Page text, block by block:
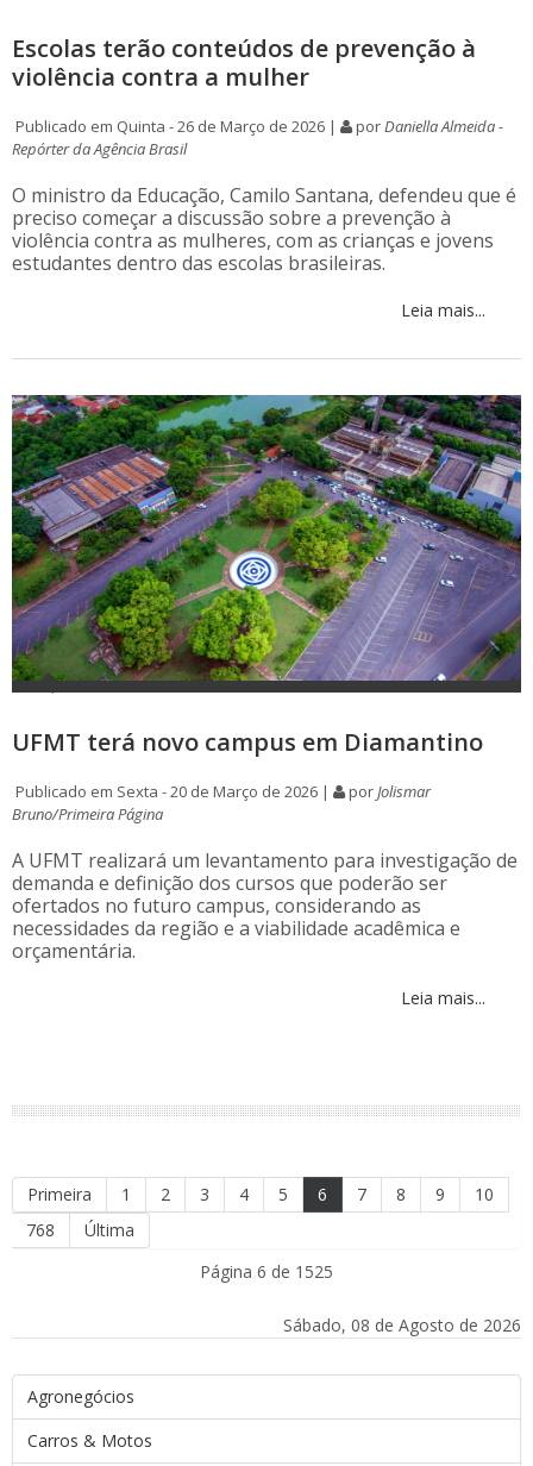
Escolas terão conteúdos de prevenção à
violência contra a mulher
Publicado em Quinta - 26 de Março de 2026 | porDaniella Almeida -
Repórter da Agência Brasil
O ministro da Educação, Camilo Santana, defendeu que é
preciso começar a discussão sobre a prevenção à
violência contra as mulheres, com as crianças e jovens
estudantes dentro das escolas brasileiras.
Leia mais...
UFMT terá novo campus em Diamantino
Publicado em Sexta - 20 de Março de 2026 | porJolismar
Bruno/Primeira Página
A UFMT realizará um levantamento para investigação de
demanda e definição dos cursos que poderão ser
ofertados no futuro campus, considerando as
necessidades da região e a viabilidade acadêmica e
orçamentária.
Leia mais...
Primeira 1 2 3 4 5 6 7 8 9
10
768
Última
Página 6 de 1525
Sábado, 08 de Agosto de 2026
Agronegócios
Carros & Motos